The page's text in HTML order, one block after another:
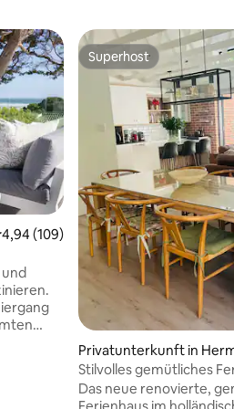
Bewertung: 4,94
4,94 (109)
Superhost
Superhost
Privatunterkunft in
us
Stilvolles gemütliches
Voelklip (2 bis 6
Das neue renovierte,